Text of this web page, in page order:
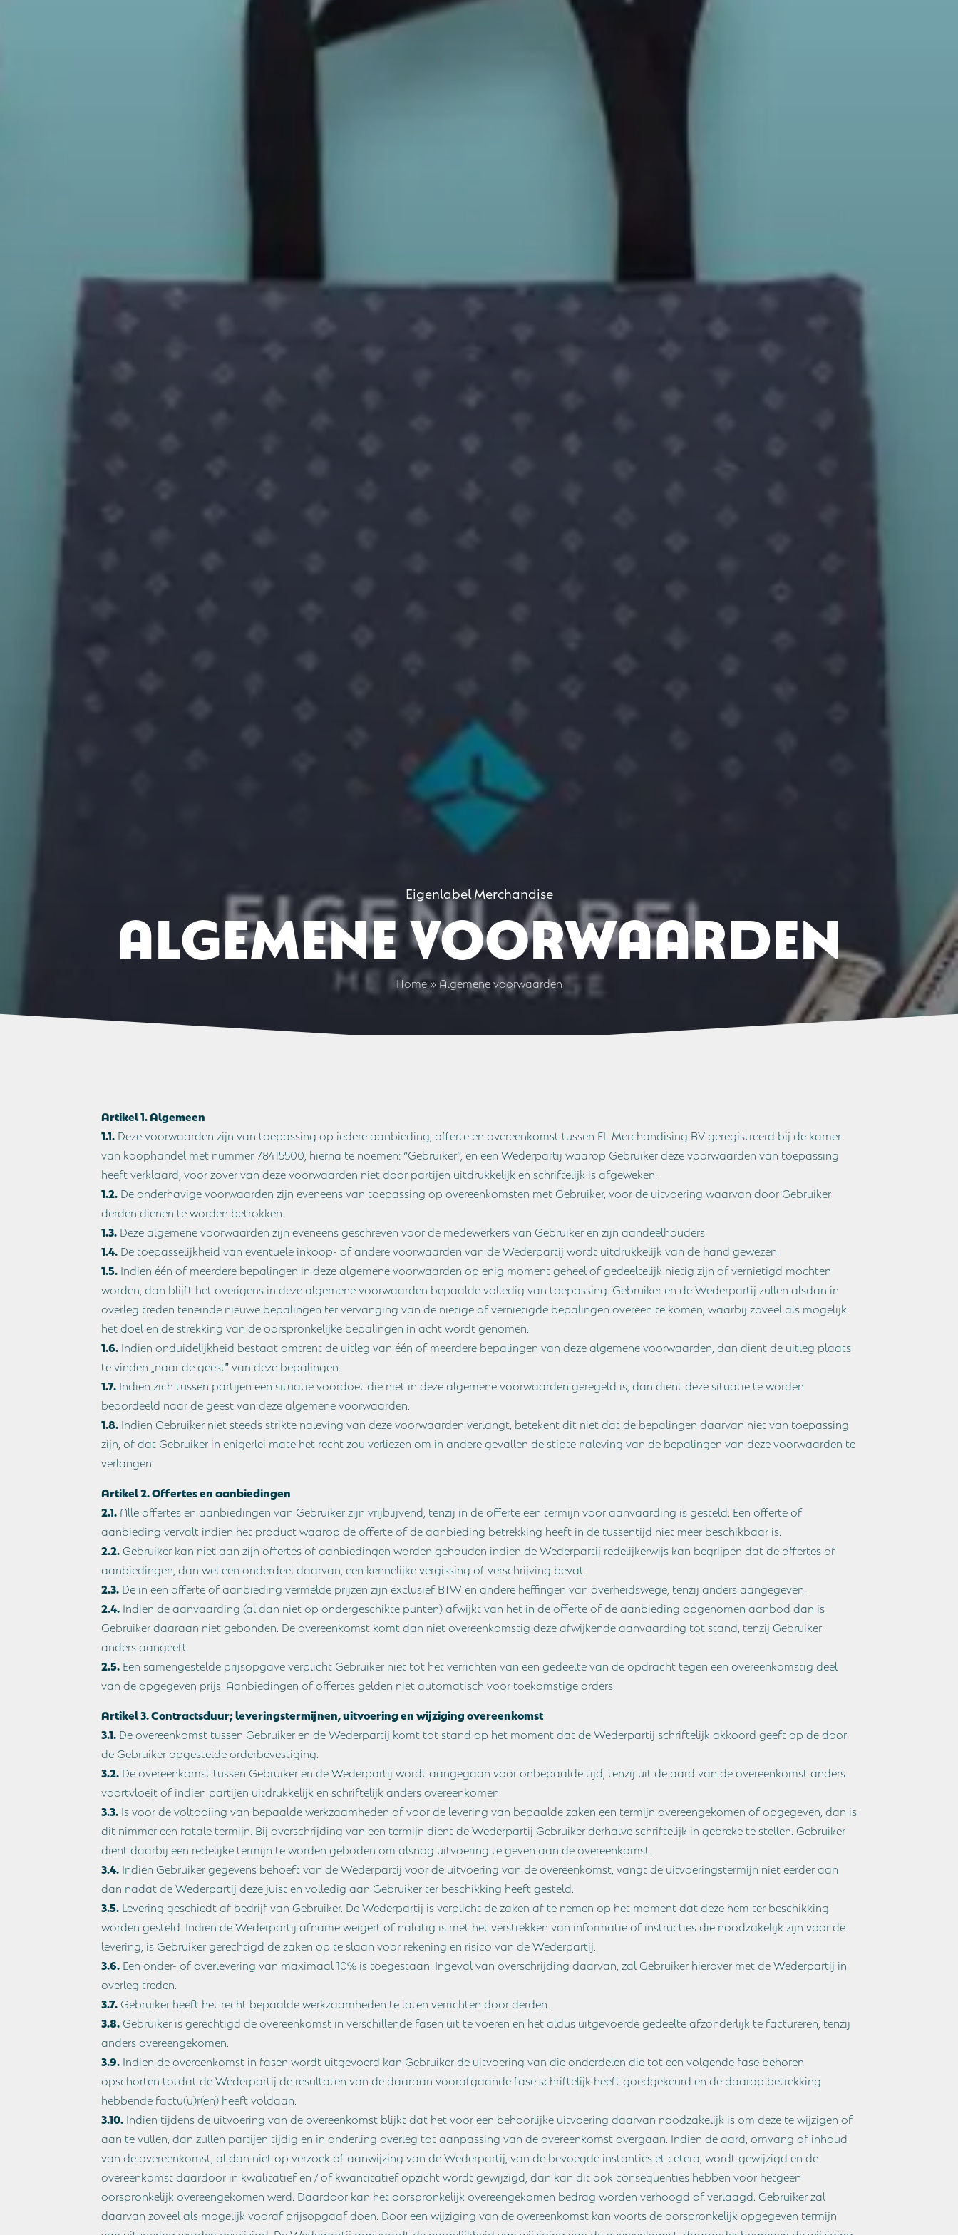
Eigenlabel Merchandise
Algemene voorwaarden
Home» Algemene voorwaarden
Artikel 1. Algemeen
1.1. Deze voorwaarden zijn van toepassing op iedere aanbieding, offerte en overeenkomst tussen EL Merchandising BV geregistreerd bij de kamer
van koophandel met nummer 78415500, hierna te noemen: “Gebruiker”, en een Wederpartij waarop Gebruiker deze voorwaarden van toepassing
heeft verklaard, voor zover van deze voorwaarden niet door partijen uitdrukkelijk en schriftelijk is afgeweken.
1.2. De onderhavige voorwaarden zijn eveneens van toepassing op overeenkomsten met Gebruiker, voor de uitvoering waarvan door Gebruiker
derden dienen te worden betrokken.
1.3. Deze algemene voorwaarden zijn eveneens geschreven voor de medewerkers van Gebruiker en zijn aandeelhouders.
1.4. De toepasselijkheid van eventuele inkoop- of andere voorwaarden van de Wederpartij wordt uitdrukkelijk van de hand gewezen.
1.5. Indien één of meerdere bepalingen in deze algemene voorwaarden op enig moment geheel of gedeeltelijk nietig zijn of vernietigd mochten
worden, dan blijft het overigens in deze algemene voorwaarden bepaalde volledig van toepassing. Gebruiker en de Wederpartij zullen alsdan in
overleg treden teneinde nieuwe bepalingen ter vervanging van de nietige of vernietigde bepalingen overeen te komen, waarbij zoveel als mogelijk
het doel en de strekking van de oorspronkelijke bepalingen in acht wordt genomen.
1.6. Indien onduidelijkheid bestaat omtrent de uitleg van één of meerdere bepalingen van deze algemene voorwaarden, dan dient de uitleg plaats
te vinden „naar de geest‟ van deze bepalingen.
1.7. Indien zich tussen partijen een situatie voordoet die niet in deze algemene voorwaarden geregeld is, dan dient deze situatie te worden
beoordeeld naar de geest van deze algemene voorwaarden.
1.8. Indien Gebruiker niet steeds strikte naleving van deze voorwaarden verlangt, betekent dit niet dat de bepalingen daarvan niet van toepassing
zijn, of dat Gebruiker in enigerlei mate het recht zou verliezen om in andere gevallen de stipte naleving van de bepalingen van deze voorwaarden te
verlangen.
Artikel 2. Offertes en aanbiedingen
2.1. Alle offertes en aanbiedingen van Gebruiker zijn vrijblijvend, tenzij in de offerte een termijn voor aanvaarding is gesteld. Een offerte of
aanbieding vervalt indien het product waarop de offerte of de aanbieding betrekking heeft in de tussentijd niet meer beschikbaar is.
2.2.Gebruiker kan niet aan zijn offertes of aanbiedingen worden gehouden indien de Wederpartij redelijkerwijs kan begrijpen dat de offertes of
aanbiedingen, dan wel een onderdeel daarvan, een kennelijke vergissing of verschrijving bevat.
2.3. De in een offerte of aanbieding vermelde prijzen zijn exclusief BTW en andere heffingen van overheidswege, tenzij anders aangegeven.
2.4. Indien de aanvaarding (al dan niet op ondergeschikte punten) afwijkt van het in de offerte of de aanbieding opgenomen aanbod dan is
Gebruiker daaraan niet gebonden. De overeenkomst komt dan niet overeenkomstig deze afwijkende aanvaarding tot stand, tenzij Gebruiker
anders aangeeft.
2.5. Een samengestelde prijsopgave verplicht Gebruiker niet tot het verrichten van een gedeelte van de opdracht tegen een overeenkomstig deel
van de opgegeven prijs. Aanbiedingen of offertes gelden niet automatisch voor toekomstige orders.
Artikel 3. Contractsduur; leveringstermijnen, uitvoering en wijziging overeenkomst
3.1. De overeenkomst tussen Gebruiker en de Wederpartij komt tot stand op het moment dat de Wederpartij schriftelijk akkoord geeft op de door
de Gebruiker opgestelde orderbevestiging.
3.2. De overeenkomst tussen Gebruiker en de Wederpartij wordt aangegaan voor onbepaalde tijd, tenzij uit de aard van de overeenkomst anders
voortvloeit of indien partijen uitdrukkelijk en schriftelijk anders overeenkomen.
3.3. Is voor de voltooiing van bepaalde werkzaamheden of voor de levering van bepaalde zaken een termijn overeengekomen of opgegeven, dan is
dit nimmer een fatale termijn. Bij overschrijding van een termijn dient de Wederpartij Gebruiker derhalve schriftelijk in gebreke te stellen. Gebruiker
dient daarbij een redelijke termijn te worden geboden om alsnog uitvoering te geven aan de overeenkomst.
3.4. Indien Gebruiker gegevens behoeft van de Wederpartij voor de uitvoering van de overeenkomst, vangt de uitvoeringstermijn niet eerder aan
dan nadat de Wederpartij deze juist en volledig aan Gebruiker ter beschikking heeft gesteld.
3.5. Levering geschiedt af bedrijf van Gebruiker. De Wederpartij is verplicht de zaken af te nemen op het moment dat deze hem ter beschikking
worden gesteld. Indien de Wederpartij afname weigert of nalatig is met het verstrekken van informatie of instructies die noodzakelijk zijn voor de
levering, is Gebruiker gerechtigd de zaken op te slaan voor rekening en risico van de Wederpartij.
3.6. Een onder- of overlevering van maximaal 10% is toegestaan. Ingeval van overschrijding daarvan, zal Gebruiker hierover met de Wederpartij in
overleg treden.
3.7.Gebruiker heeft het recht bepaalde werkzaamheden te laten verrichten door derden.
3.8.Gebruiker is gerechtigd de overeenkomst in verschillende fasen uit te voeren en het aldus uitgevoerde gedeelte afzonderlijk te factureren, tenzij
anders overeengekomen.
3.9. Indien de overeenkomst in fasen wordt uitgevoerd kan Gebruiker de uitvoering van die onderdelen die tot een volgende fase behoren
opschorten totdat de Wederpartij de resultaten van de daaraan voorafgaande fase schriftelijk heeft goedgekeurd en de daarop betrekking
hebbende factu(u)r(en) heeft voldaan.
3.10. Indien tijdens de uitvoering van de overeenkomst blijkt dat het voor een behoorlijke uitvoering daarvan noodzakelijk is om deze te wijzigen of
aan te vullen, dan zullen partijen tijdig en in onderling overleg tot aanpassing van de overeenkomst overgaan. Indien de aard, omvang of inhoud
van de overeenkomst, al dan niet op verzoek of aanwijzing van de Wederpartij, van de bevoegde instanties et cetera, wordt gewijzigd en de
overeenkomst daardoor in kwalitatief en / of kwantitatief opzicht wordt gewijzigd, dan kan dit ook consequenties hebben voor hetgeen
oorspronkelijk overeengekomen werd. Daardoor kan het oorspronkelijk overeengekomen bedrag worden verhoogd of verlaagd. Gebruiker zal
daarvan zoveel als mogelijk vooraf prijsopgaaf doen. Door een wijziging van de overeenkomst kan voorts de oorspronkelijk opgegeven termijn